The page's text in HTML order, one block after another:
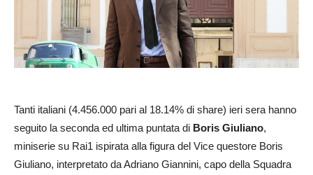
Tanti italiani (4.456.000 pari al 18.14% di share) ieri sera hanno
seguito la seconda ed ultima puntata di Boris Giuliano,
miniserie su Rai1 ispirata alla figura del Vice questore Boris
Giuliano, interpretato da Adriano Giannini, capo della Squadra